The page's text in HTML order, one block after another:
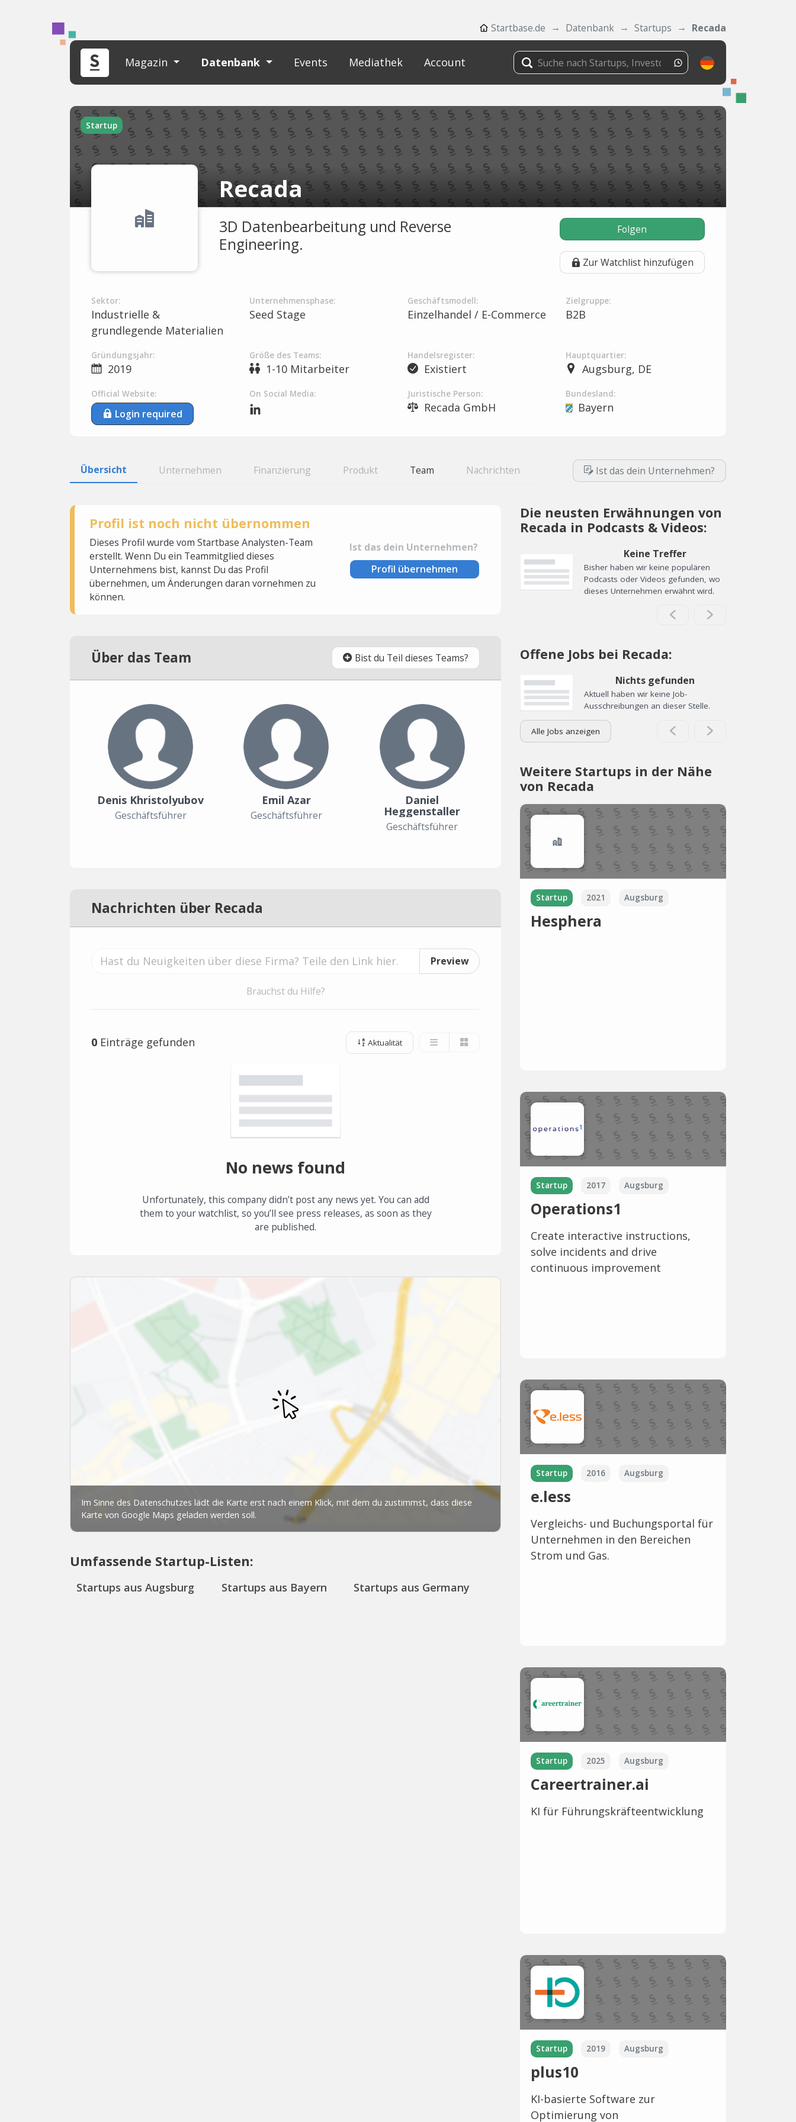
Startbase.de Datenbank Startups Recada
Magazin Datenbank Events Mediathek Account
Startup
Recada
3D Datenbearbeitung und Reverse
Engineering.
Folgen
Zur Watchlist hinzufügen
Sektor:
Industrielle &
grundlegende Materialien
Unternehmensphase:
Seed Stage
Geschäftsmodell:
Einzelhandel / E-Commerce
Zielgruppe:
B2B
Gründungsjahr:
2019
Größe des Teams:
1-10 Mitarbeiter
Handelsregister:
Existiert
Hauptquartier:
Augsburg, DE
Official Website:
Login required
On Social Media: Juristische Person:
Recada GmbH
Bundesland:
Bayern
Übersicht Unternehmen Finanzierung Produkt Team Nachrichten Ist das dein Unternehmen?
Profil ist noch nicht übernommen
Dieses Profil wurde vom Startbase Analysten-Team
erstellt. Wenn Du ein Teammitglied dieses
Unternehmens bist, kannst Du das Profil
übernehmen, um Änderungen daran vornehmen zu
können.
Ist das dein Unternehmen?
Profil übernehmen
Über das Team Bist du Teil dieses Teams?
Denis Khristolyubov
Geschäftsführer
Emil Azar
Geschäftsführer
Daniel
Heggenstaller
Geschäftsführer
Nachrichten über Recada
Preview
Brauchst du Hilfe?
0 Einträge gefunden Aktualität
No news found
Unfortunately, this company didn’t post any news yet. You can add
them to your watchlist, so you’ll see press releases, as soon as they
are published.
Umfassende Startup-Listen:
Startups aus Augsburg Startups aus Bayern Startups aus Germany
Die neusten Erwähnungen von
Recada in Podcasts & Videos:
Keine Treffer
Bisher haben wir keine populären
Podcasts oder Videos gefunden, wo
dieses Unternehmen erwähnt wird.
Offene Jobs bei Recada:
Nichts gefunden
Aktuell haben wir keine Job-
Ausschreibungen an dieser Stelle.
Alle Jobs anzeigen
Weitere Startups in der Nähe
von Recada
Startup 2021 Augsburg
Hesphera
Startup 2017 Augsburg
Operations1
Create interactive instructions,
solve incidents and drive
continuous improvement
Startup 2016 Augsburg
e.less
Vergleichs- und Buchungsportal für
Unternehmen in den Bereichen
Strom und Gas.
Startup 2025 Augsburg
Careertrainer.ai
KI für Führungskräfteentwicklung
Startup 2019 Augsburg
plus10
KI-basierte Software zur
Optimierung von